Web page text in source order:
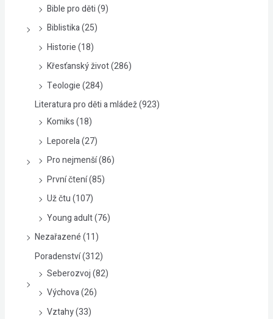
Bible pro děti(9)
Biblistika(25)
Historie(18)
Křesťanský život(286)
Teologie(284)
Literatura pro děti a mládež(923)
Komiks(18)
Leporela(27)
Pro nejmenší(86)
První čtení(85)
Už čtu(107)
Young adult(76)
Nezařazené(11)
Poradenství(312)
Seberozvoj(82)
Výchova(26)
Vztahy(33)